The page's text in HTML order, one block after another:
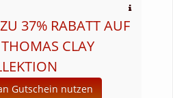
37% RABATT AUF
CLAY
Gutschein nutzen